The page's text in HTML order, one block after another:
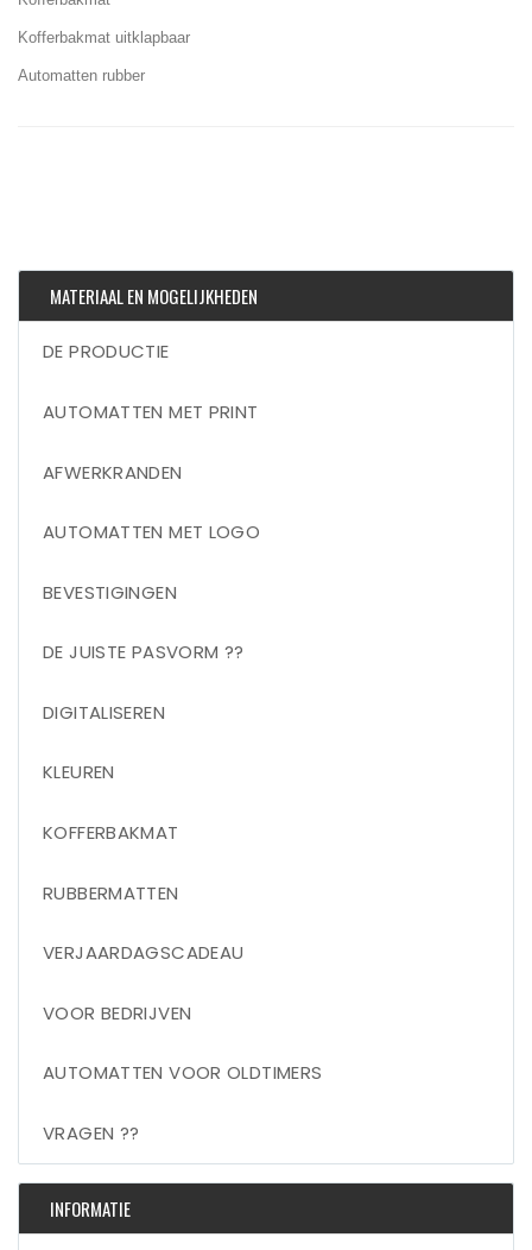
Kofferbakmat uitklapbaar
Automatten rubber
MATERIAAL EN MOGELIJKHEDEN
DE PRODUCTIE
AUTOMATTEN MET PRINT
AFWERKRANDEN
AUTOMATTEN MET LOGO
BEVESTIGINGEN
DE JUISTE PASVORM ??
DIGITALISEREN
KLEUREN
KOFFERBAKMAT
RUBBERMATTEN
VERJAARDAGSCADEAU
VOOR BEDRIJVEN
AUTOMATTEN VOOR OLDTIMERS
VRAGEN ??
INFORMATIE